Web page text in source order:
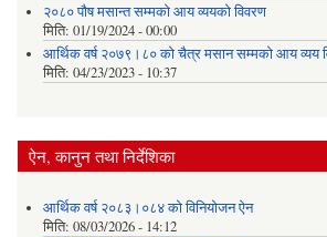
२०८० पौष मसान्त सम्मको आय व्ययको विवरण
मिति: 01/19/2024 - 00:00
आर्थिक वर्ष २०७९।८० को चैत्र मसान सम्मको आय व्यय
मिति: 04/23/2023 - 10:37
ऐन, कानुन तथा निर्देशिका
आर्थिक वर्ष २०८३।०८४ को विनियोजन ऐन
मिति: 08/03/2026 - 14:12